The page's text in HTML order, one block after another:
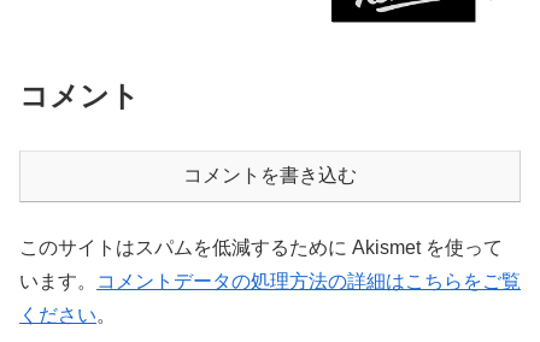
コメント
コメントを書き込む
このサイトはスパムを低減するために Akismet を使って
います。
コメントデータの処理方法の詳細はこちらをご覧
ください。